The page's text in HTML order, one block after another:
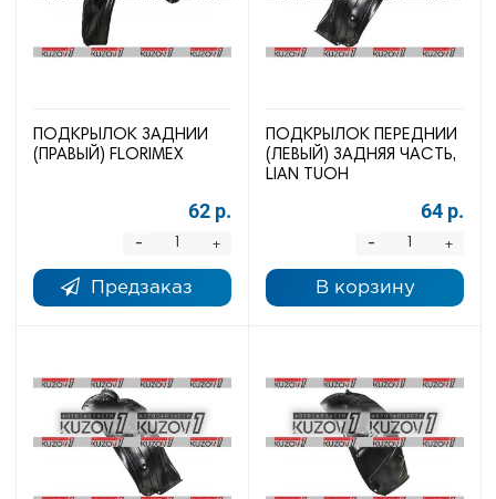
ПОДКРЫЛОК ЗАДНИЙ
(ПРАВЫЙ) FLORIMEX
62 р.
+
-
Предзаказ
ПОДКРЫЛОК ПЕРЕДНИЙ
(ЛЕВЫЙ) ЗАДНЯЯ ЧАСТЬ,
LIAN TUOH
64 р.
+
-
В корзину